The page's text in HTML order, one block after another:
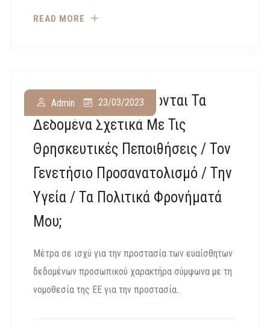
READ MORE
Ε.Ε: Πώς Προστατεύονται Τα
Δεδομένα Σχετικά Με Τις
Θρησκευτικές Πεποιθήσεις / Τον
Γενετήσιο Προσανατολισμό / Την
Υγεία / Τα Πολιτικά Φρονήματά
Μου;
Admin 23/03/2023
Μέτρα σε ισχύ για την προστασία των ευαίσθητων
δεδομένων προσωπικού χαρακτήρα σύμφωνα με τη
νομοθεσία της ΕΕ για την προστασία..